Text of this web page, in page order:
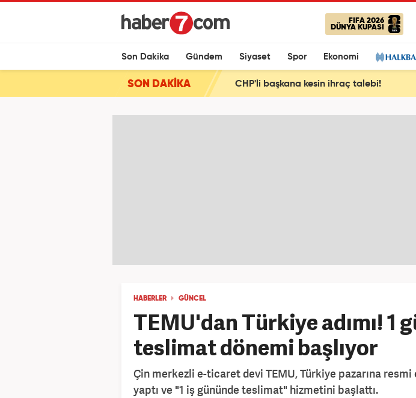
FIFA 2026
DÜNYA KUPASI
Son Dakika Gündem Siyaset Spor Ekonomi
SON DAKİKA CHP'li başkana kesin ihraç talebi!
HABERLER GÜNCEL
TEMU'dan Türkiye adımı! 1
teslimat dönemi başlıyor
Çin merkezli e-ticaret devi TEMU, Türkiye pazarına
yaptı ve "1 iş gününde teslimat" hizmetini başlattı.